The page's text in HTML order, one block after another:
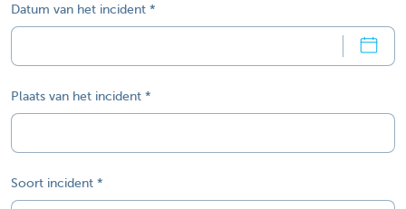
Datum van het incident
Plaats van het incident
Soort incident